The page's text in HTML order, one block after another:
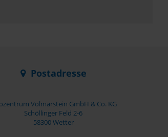
Postadresse
Volmarstein GmbH & Co. KG
Schöllinger Feld 2-6
58300 Wetter